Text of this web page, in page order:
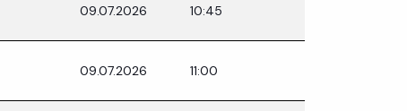
09.07.2026 10:45
09.07.2026 11:00